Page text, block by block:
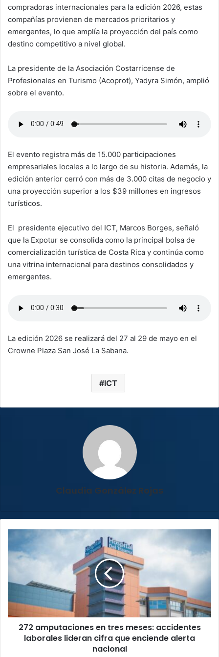
compradoras internacionales para la edición 2026, estas
compañías provienen de mercados prioritarios y
emergentes, lo que amplía la proyección del país como
destino competitivo a nivel global.
La presidente de la Asociación Costarricense de
Profesionales en Turismo (Acoprot), Yadyra Simón, amplió
sobre el evento.
El evento registra más de 15.000 participaciones
empresariales locales a lo largo de su historia. Además, la
edición anterior cerró con más de 3.000 citas de negocio y
una proyección superior a los $39 millones en ingresos
turísticos.
El presidente ejecutivo del ICT, Marcos Borges, señaló
que la Expotur se consolida como la principal bolsa de
comercialización turística de Costa Rica y continúa como
una vitrina internacional para destinos consolidados y
emergentes.
La edición 2026 se realizará del 27 al 29 de mayo en el
Crowne Plaza San José La Sabana.
ICT
Claudia González Rojas
amputaciones
en
accidentes
lideran
cifra
enciende
272 amputaciones en tres meses: accidentes
laborales lideran cifra que enciende alerta
nacional